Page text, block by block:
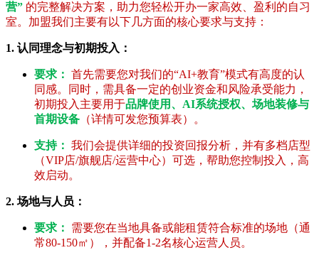
营” 的完整解决方案，助力您轻松开办一家高效、盈利的自习
室。加盟我们主要有以下几方面的核心要求与支持：
1. 认同理念与初期投入：
要求： 首先需要您对我们的“AI+教育”模式有高度的认
同感。同时，需具备一定的创业资金和风险承受能力，
初期投入主要用于品牌使用、AI系统授权、场地装修与
首期设备 （详情可发您预算表）。
支持： 我们会提供详细的投资回报分析，并有多档店型
（VIP店/旗舰店/运营中心）可选，帮助您控制投入，高
效启动。
2. 场地与人员：
要求：
需要您在当地具备或能租赁符合标准的场地（通
常80-150㎡），并配备1-2名核心运营人员。